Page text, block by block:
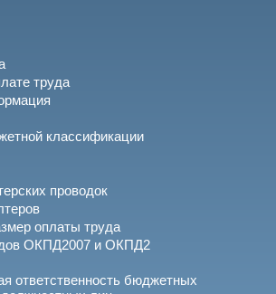
труда
классификации
проводок
оплаты труда
ОКПД2007 и ОКПД2
ответственность бюджетных